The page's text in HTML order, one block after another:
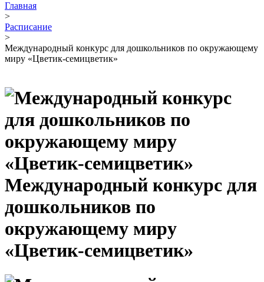
Главная
>
Расписание
>
Международный конкурс для дошкольников по окружающему
миру «Цветик-семицветик»
Международный конкурс для
дошкольников по
окружающему миру
«Цветик-семицветик»